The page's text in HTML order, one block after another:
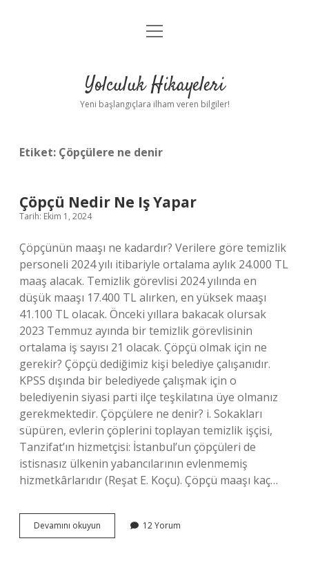
Anasayfa
Yasal Uyarı
menüyü
Yolculuk Hikayeleri
Yeni başlangıçlara ilham veren bilgiler!
Etiket: Çöpçülere ne denir
Çöpçü Nedir Ne Iş Yapar
Tarih: Ekim 1, 2024
Çöpçünün maaşı ne kadardır? Verilere göre temizlik
personeli 2024 yılı itibariyle ortalama aylık 24.000 TL
maaş alacak. Temizlik görevlisi 2024 yılında en
düşük maaşı 17.400 TL alırken, en yüksek maaşı
41.100 TL olacak. Önceki yıllara bakacak olursak
2023 Temmuz ayında bir temizlik görevlisinin
ortalama iş sayısı 21 olacak. Çöpçü olmak için ne
gerekir? Çöpçü dediğimiz kişi belediye çalışanıdır.
KPSS dışında bir belediyede çalışmak için o
belediyenin siyasi parti ilçe teşkilatına üye olmanız
gerekmektedir. Çöpçülere ne denir? i. Sokakları
süpüren, evlerin çöplerini toplayan temizlik işçisi,
Tanzifat’ın hizmetçisi: İstanbul’un çöpçüleri de
istisnasız ülkenin yabancılarının evlenmemiş
hizmetkârlarıdır (Reşat E. Koçu). Çöpçü maaşı kaç…
Devamını okuyun
Nedir
12 Yorum